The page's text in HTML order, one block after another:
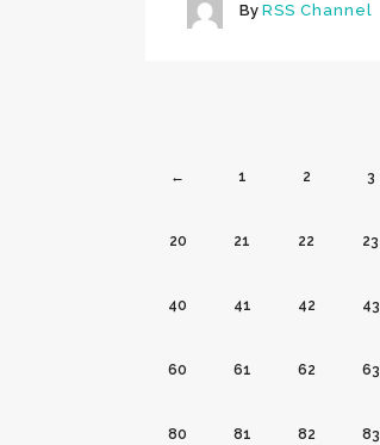
By RSS Channel
← 1 2 3
20 21 22 23
40 41 42 43
60 61 62 63
80 81 82 83